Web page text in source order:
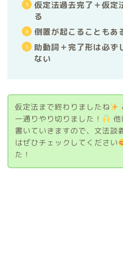
仮定法過去完了＋仮定
る
倒置が起こることもあ
助動詞＋完了形は必ず
ない
仮定法まで終わりましたね
一通りやり切りました！
書いていきますので、文法談
はぜひチェックしてください
た！